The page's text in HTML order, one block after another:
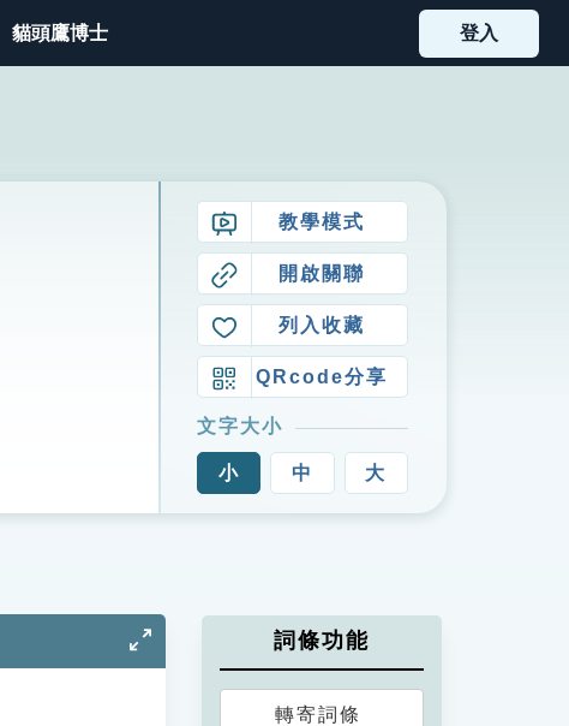
貓頭鷹博士 登入
教學模式
開啟關聯
列入收藏
QRcode分享
文字大小
小 中 大
詞條功能
轉寄詞條